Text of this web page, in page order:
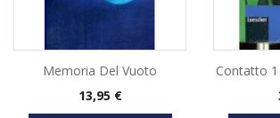
Memoria Del Vuoto
Precio
13,95 €
Contatto 1